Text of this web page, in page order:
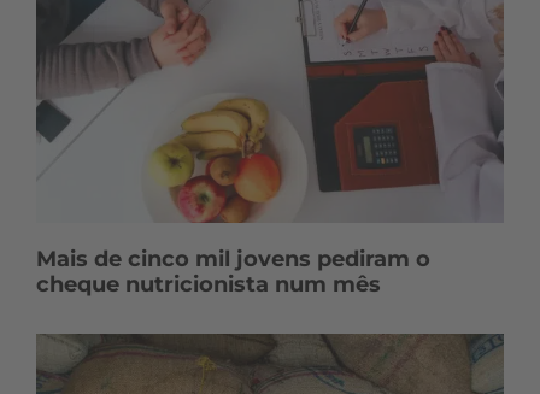
Mais de cinco mil jovens pediram o
cheque nutricionista num mês